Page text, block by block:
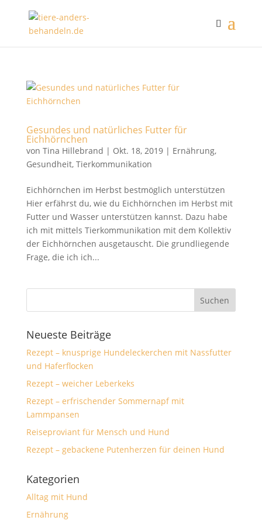
Gesundes und natürliches Futter für
Eichhörnchen
von Tina Hillebrand | Okt. 18, 2019| Ernährung,
Gesundheit, Tierkommunikation
Eichhörnchen im Herbst bestmöglich unterstützen
Hier erfährst du, wie du Eichhörnchen im Herbst mit
Futter und Wasser unterstützen kannst. Dazu habe
ich mit mittels Tierkommunikation mit dem Kollektiv
der Eichhörnchen ausgetauscht. Die grundliegende
Frage, die ich ich...
Neueste Beiträge
Rezept – knusprige Hundeleckerchen mit Nassfutter
und Haferflocken
Rezept – weicher Leberkeks
Rezept – erfrischender Sommernapf mit
Lammpansen
Reiseproviant für Mensch und Hund
Rezept – gebackene Putenherzen für deinen Hund
Kategorien
Alltag mit Hund
Ernährung